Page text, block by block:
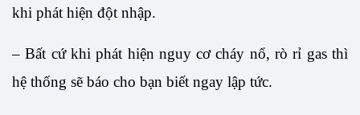
khi phát hiện đột nhập.
– Bất cứ khi phát hiện nguy cơ cháy nổ, rò rỉ gas thì
hệ thống sẽ báo cho bạn biết ngay lập tức.